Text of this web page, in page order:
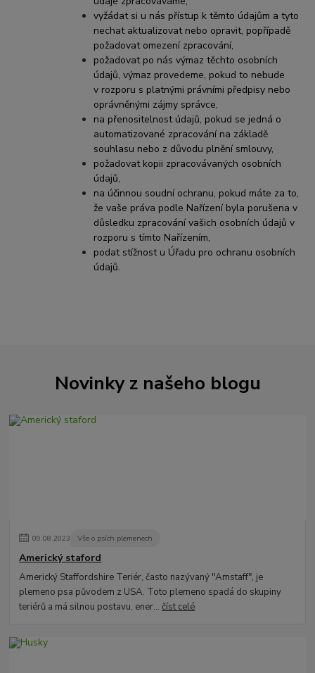
vyžádat si u nás přístup k těmto údajům a tyto
nechat aktualizovat nebo opravit, popřípadě
požadovat omezení zpracování,
požadovat po nás výmaz těchto osobních
údajů, výmaz provedeme, pokud to nebude
v rozporu s platnými právními předpisy nebo
oprávněnými zájmy správce,
na přenositelnost údajů, pokud se jedná o
automatizované zpracování na základě
souhlasu nebo z důvodu plnění smlouvy,
požadovat kopii zpracovávaných osobních
údajů,
na účinnou soudní ochranu, pokud máte za to,
že vaše práva podle Nařízení byla porušena v
důsledku zpracování vašich osobních údajů v
rozporu s tímto Nařízením,
podat stížnost u Úřadu pro ochranu osobních
údajů.
Novinky z našeho blogu
09.08.2023 Vše o psích plemenech
Americký staford
Americký Staffordshire Teriér, často nazývaný "Amstaff", je
plemeno psa původem z USA. Toto plemeno spadá do skupiny
teriérů a má silnou postavu, ener...číst celé